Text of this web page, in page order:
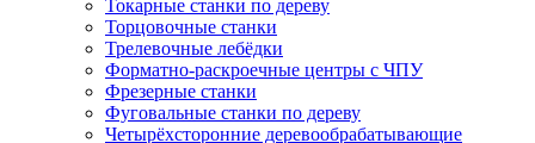
Токарные станки по дереву
Торцовочные станки
Трелевочные лебёдки
Форматно-раскроечные центры с ЧПУ
Фрезерные станки
Фуговальные станки по дереву
Четырёхсторонние деревообрабатывающие